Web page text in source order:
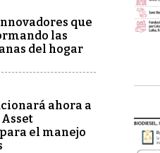
que
las
del hogar
ahora a
el manejo